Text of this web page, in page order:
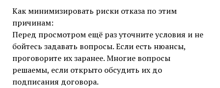
Как минимизировать риски отказа по этим
причинам:
Перед просмотром ещё раз уточните условия и не
бойтесь задавать вопросы. Если есть нюансы,
проговорите их заранее. Многие вопросы
решаемы, если открыто обсудить их до
подписания договора.